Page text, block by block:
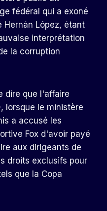
fédéral qui a exoné
Hernán López, étant
interprétation
la corruption
dire que l'affaire
lorsque le ministère
a accusé les
Fox d'avoir payé
aux dirigeants de
droits exclusifs pour
que la Copa